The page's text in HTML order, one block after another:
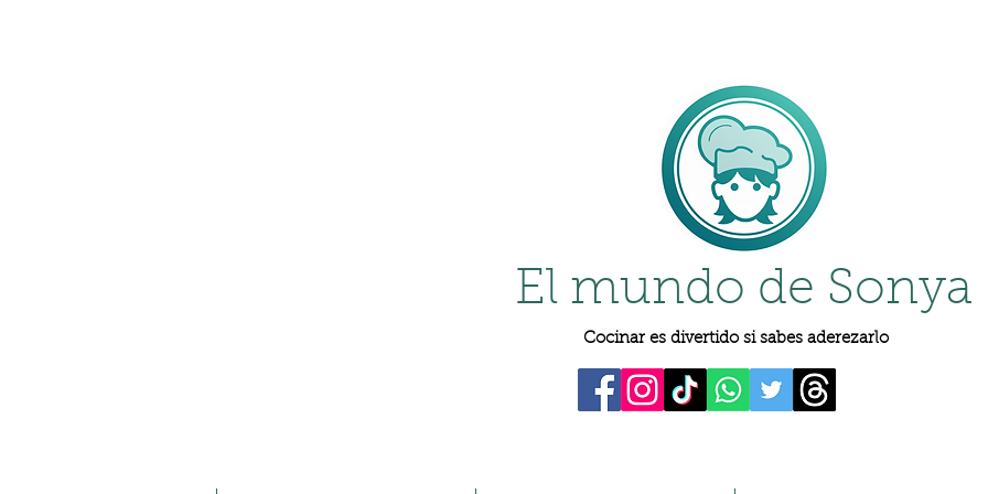
El mundo de Sonya
Cocinar es divertido si sabes aderezarlo